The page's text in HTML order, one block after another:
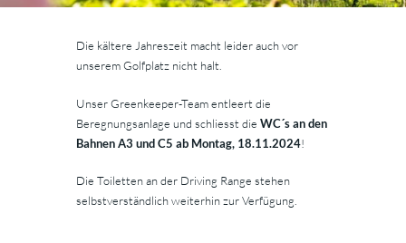
Die kältere Jahreszeit macht leider auch vor
unserem Golfplatz nicht halt.
Unser Greenkeeper-Team entleert die
Beregnungsanlage und schliesst die WC´s an den
Bahnen A3 und C5 ab Montag, 18.11.2024!
Die Toiletten an der Driving Range stehen
selbstverständlich weiterhin zur Verfügung.